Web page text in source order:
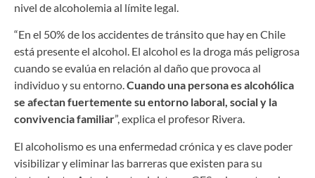
nivel de alcoholemia al límite legal.
“En el 50% de los accidentes de tránsito que hay en Chile
está presente el alcohol. El alcohol es la droga más peligrosa
cuando se evalúa en relación al daño que provoca al
individuo y su entorno.Cuando una persona es alcohólica
se afectan fuertemente su entorno laboral, social y la
convivencia familiar”, explica el profesor Rivera.
El alcoholismo es una enfermedad crónica y es clave poder
visibilizar y eliminar las barreras que existen para su